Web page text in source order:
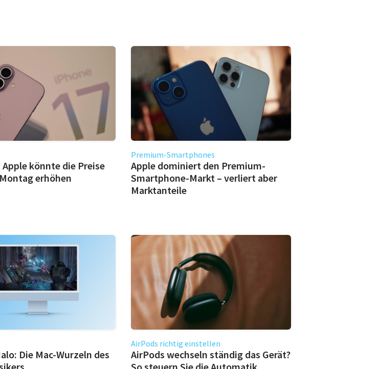
Apple könnte die Preise
erhöhen
Premium-Smartphones
Apple dominiert den Premium-
Smartphone-Markt – verliert aber
Marktanteile
Die Mac-Wurzeln des
AirPods richtig einstellen
AirPods wechseln ständig das Gerät?